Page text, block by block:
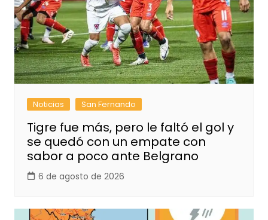
Noticias San Fernando
Tigre fue más, pero le faltó el gol y
se quedó con un empate con
sabor a poco ante Belgrano
6 de agosto de 2026